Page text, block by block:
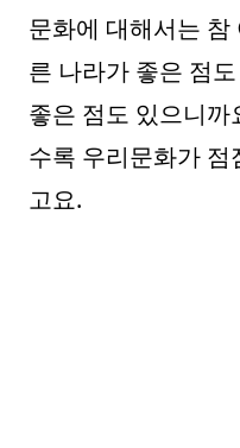
문화에 대해서는
른 나라가 좋은 점
좋은 점도 있으니
수록 우리문화가
고요.